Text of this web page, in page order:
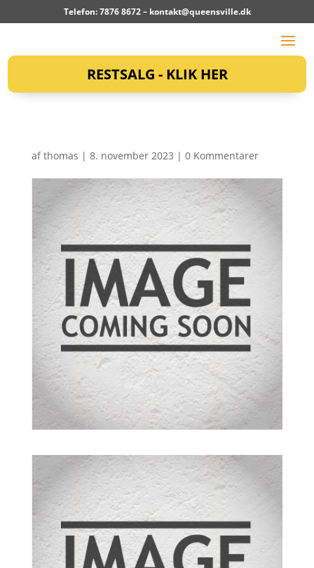
Telefon: 7876 8672 – kontakt@queensville.dk
RESTSALG - KLIK HER
afthomas | 8. november 2023 | 0 Kommentarer